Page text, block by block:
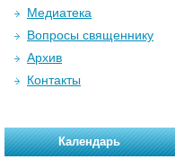
Медиатека
Вопросы священнику
Архив
Контакты
Календарь